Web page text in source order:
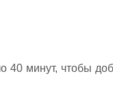
40 минут, чтобы